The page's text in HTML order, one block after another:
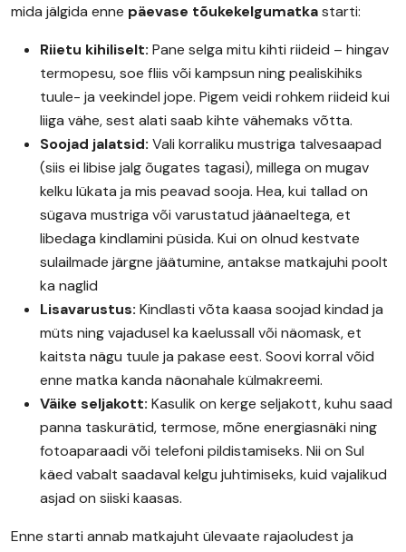
mida jälgida enne päevase tõukekelgumatkastarti:
Riietu kihiliselt: Pane selga mitu kihti riideid – hingav
termopesu, soe fliis või kampsun ning pealiskihiks
tuule- ja veekindel jope. Pigem veidi rohkem riideid kui
liiga vähe, sest alati saab kihte vähemaks võtta.
Soojad jalatsid: Vali korraliku mustriga talvesaapad
(siis ei libise jalg õugates tagasi), millega on mugav
kelku lükata ja mis peavad sooja. Hea, kui tallad on
sügava mustriga või varustatud jäänaeltega, et
libedaga kindlamini püsida. Kui on olnud kestvate
sulailmade järgne jäätumine, antakse matkajuhi poolt
ka naglid
Lisavarustus: Kindlasti võta kaasa soojad kindad ja
müts ning vajadusel ka kaelussall või näomask, et
kaitsta nägu tuule ja pakase eest. Soovi korral võid
enne matka kanda näonahale külmakreemi.
Väike seljakott: Kasulik on kerge seljakott, kuhu saad
panna taskurätid, termose, mõne energiasnäki ning
fotoaparaadi või telefoni pildistamiseks. Nii on Sul
käed vabalt saadaval kelgu juhtimiseks, kuid vajalikud
asjad on siiski kaasas.
Enne starti annab matkajuht ülevaate rajaoludest ja